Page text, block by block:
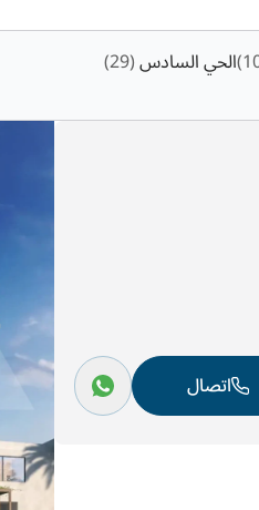
الحي السادس(29)
اتصال